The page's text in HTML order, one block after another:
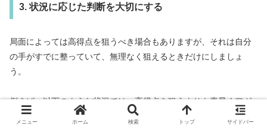
3. 状況に応じた判断を大切にする
局面によっては高得点を狙うべき場合もありますが、それは自分
の手がすでに整っていて、無理なく狙えるときだけにしましょ
う。
例えば、以下のような状況では、高得点を狙うよりも素早くアガ
リを目指す方が得策です。
メニュー ホーム 検索 トップ サイドバー